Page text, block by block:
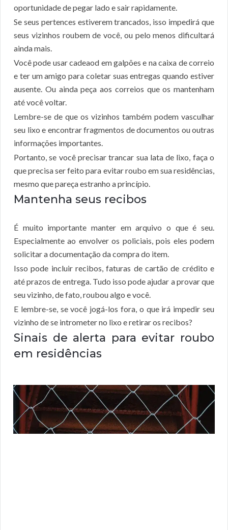
oportunidade de pegar lado e sair rapidamente.
Se seus pertences estiverem trancados, isso impedirá que
seus vizinhos roubem de você, ou pelo menos dificultará
ainda mais.
Você pode usar cadeaod em galpões e na caixa de correio
e ter um amigo para coletar suas entregas quando estiver
ausente. Ou ainda peça aos correios que os mantenham
até você voltar.
Lembre-se de que os vizinhos também podem vasculhar
seu lixo e encontrar fragmentos de documentos ou outras
informações importantes.
Portanto, se você precisar trancar sua lata de lixo, faça o
que precisa ser feito para evitar roubo em sua residências,
mesmo que pareça estranho a princípio.
Mantenha seus recibos
É muito importante manter em arquivo o que é seu.
Especialmente ao envolver os policiais, pois eles podem
solicitar a documentação da compra do item.
Isso pode incluir recibos, faturas de cartão de crédito e
até prazos de entrega. Tudo isso pode ajudar a provar que
seu vizinho, de fato, roubou algo e você.
E lembre-se, se você jogá-los fora, o que irá impedir seu
vizinho de se intrometer no lixo e retirar os recibos?
Sinais de alerta para evitar roubo
em residências